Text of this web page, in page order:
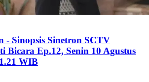
- Sinopsis Sinetron SCTV
Bicara Ep.12, Senin 10 Agustus
WIB